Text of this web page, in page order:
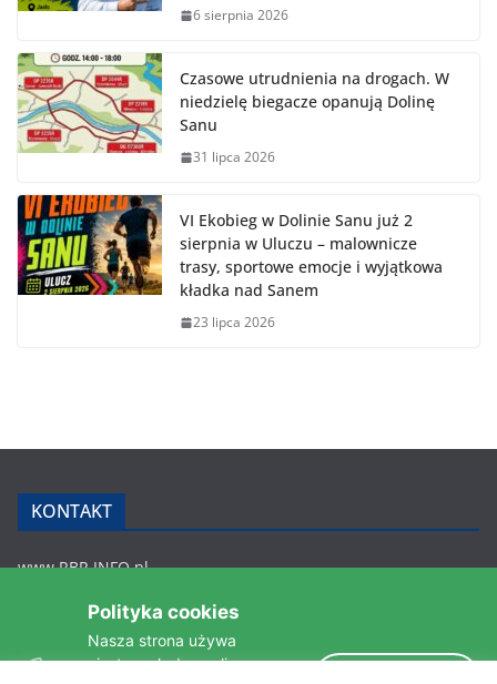
6 sierpnia 2026
Czasowe utrudnienia na drogach. W
niedzielę biegacze opanują Dolinę
Sanu
31 lipca 2026
VI Ekobieg w Dolinie Sanu już 2
sierpnia w Uluczu – malownicze
trasy, sportowe emocje i wyjątkowa
kładka nad Sanem
23 lipca 2026
KONTAKT
www.RBR.INFO.pl
36-200 Brzozów
rbr.info.pl@gmail.com
Polityka cookies
Nasza strona używa
ciasteczek do analizy